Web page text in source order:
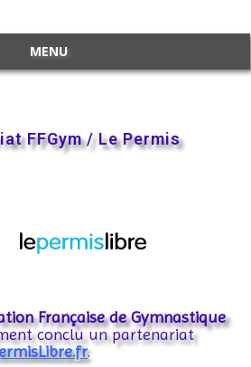
MENU
FFGym / Le Permis
Française de Gymnastique
conclu un partenariat
.